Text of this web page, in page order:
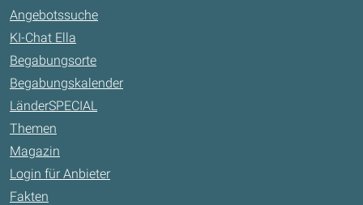
Angebotssuche
KI-Chat Ella
Begabungsorte
Begabungskalender
LänderSPECIAL
Themen
Magazin
Login für Anbieter
Fakten